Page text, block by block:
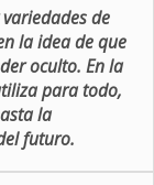
de
la idea de que
oculto. En la
para todo,
la
futuro.